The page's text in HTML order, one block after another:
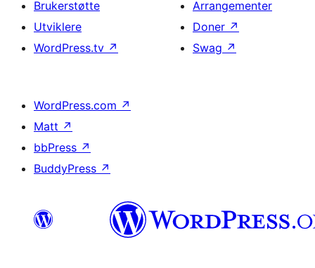
Brukerstøtte
Utviklere
WordPress.tv ↗
Arrangementer
Doner ↗
Swag ↗
WordPress.com ↗
Matt ↗
bbPress ↗
BuddyPress ↗